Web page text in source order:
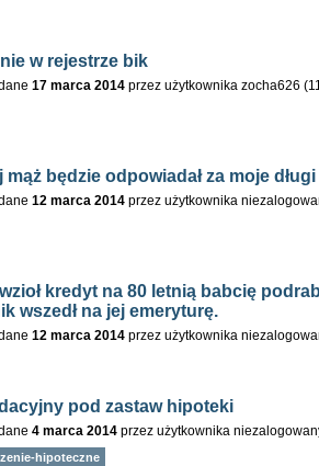
w rejestrze bik
17 marca 2014 przez użytkownika zocha626 (
mąż będzie odpowiadał za moje długi
12 marca 2014 przez użytkownika
kredyt na 80 letnią babcię
wszedł na jej emeryturę.
12 marca 2014 przez użytkownika
pod zastaw hipoteki
4 marca 2014 przez użytkownika
hipoteczne